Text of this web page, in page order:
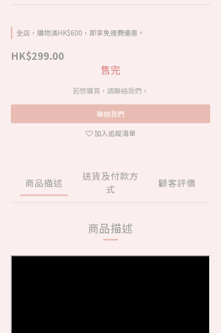
全店，購物滿HK$600，即享免運費優惠。
HK$299.00
售完
若想購買，請聯絡我們。
聯絡我們
加入追蹤清單
商品描述
送貨及付款方
式
顧客評價
商品描述